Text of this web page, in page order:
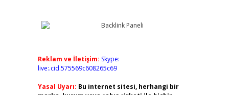
Reklam ve İletişim: Skype:
live:.cid.575569c608265c69
Yasal Uyarı: Bu internet sitesi, herhangi bir